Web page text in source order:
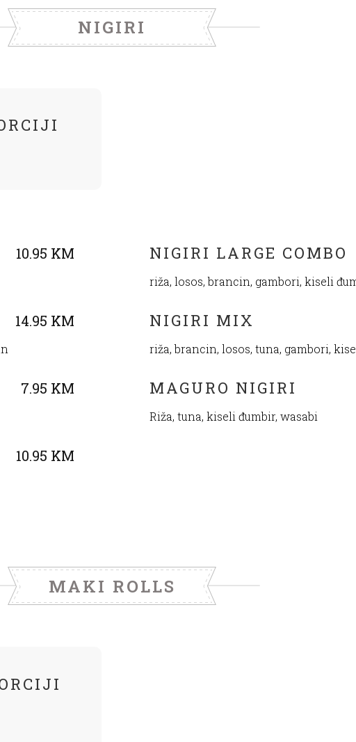
NIGIRI
10.95 KM NIGIRI LARGE COMBO
riža, losos, brancin, gambori, kiseli
14.95 KM NIGIRI MIX
riža, brancin, losos, tuna, gambori,
7.95 KM MAGURO NIGIRI
Riža, tuna, kiseli đumbir, wasabi
10.95 KM
MAKI ROLLS